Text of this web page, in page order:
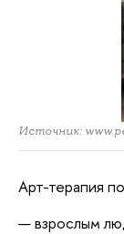
Источник:
Арт-терапия
взрослым